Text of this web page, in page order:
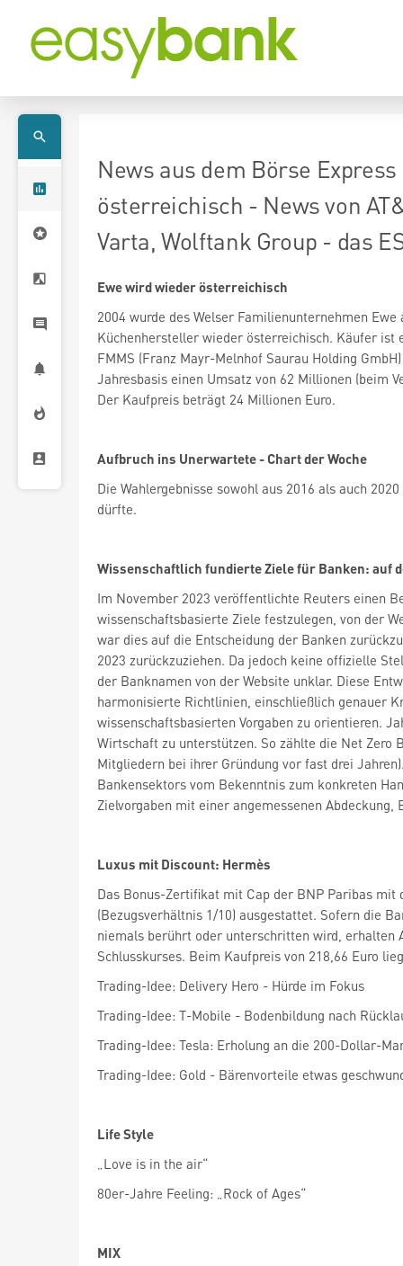
News aus dem Börse
österreichisch - News von
Varta, Wolftank Group - das
Ewe wird wieder österreichisch
2004 wurde des Welser Familienunternehmen
Küchenhersteller wieder österreichisch. Käufer ist
FMMS (Franz Mayr-Melnhof Saurau Holding
Jahresbasis einen Umsatz von 62 Millionen (beim
Der Kaufpreis beträgt 24 Millionen Euro.
Aufbruch ins Unerwartete - Chart der Woche
Die Wahlergebnisse sowohl aus 2016 als auch
dürfte.
Wissenschaftlich fundierte Ziele für Banken: auf
Im November 2023 veröffentlichte Reuters einen
wissenschaftsbasierte Ziele festzulegen, von der
war dies auf die Entscheidung der Banken
2023 zurückzuziehen. Da jedoch keine offizielle
der Banknamen von der Website unklar. Diese
harmonisierte Richtlinien, einschließlich genauer
wissenschaftsbasierten Vorgaben zu orientieren.
Wirtschaft zu unterstützen. So zählte die Net Zero
Mitgliedern bei ihrer Gründung vor fast drei
Bankensektors vom Bekenntnis zum konkreten
Zielvorgaben mit einer angemessenen
Luxus mit Discount: Hermès
Das Bonus-Zertifikat mit Cap der BNP Paribas mit
(Bezugsverhältnis 1/10) ausgestattet. Sofern die
niemals berührt oder unterschritten wird, erhalten
Schlusskurses. Beim Kaufpreis von 218,66 Euro
Trading-Idee: Delivery Hero - Hürde im Fokus
Trading-Idee: T-Mobile - Bodenbildung nach
Trading-Idee: Tesla: Erholung an die 200-Dollar-
Trading-Idee: Gold - Bärenvorteile etwas
Life Style
„Love is in the air“
80er-Jahre Feeling: „Rock of Ages“
MIX